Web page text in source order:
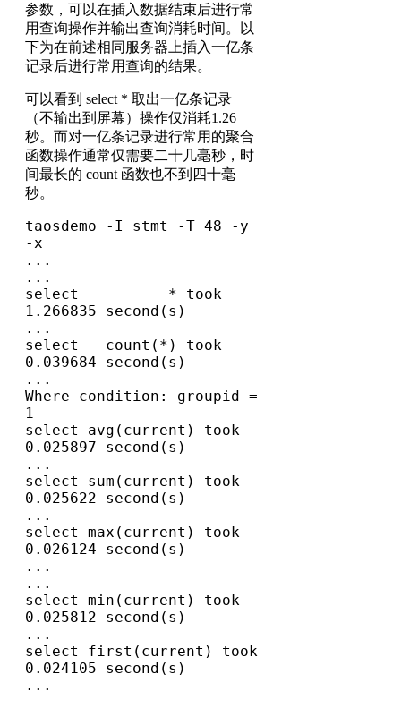
参数，可以在插入数据结束后进行常
用查询操作并输出查询消耗时间。以
下为在前述相同服务器上插入一亿条
记录后进行常用查询的结果。
可以看到 select * 取出一亿条记录
（不输出到屏幕）操作仅消耗1.26
秒。而对一亿条记录进行常用的聚合
函数操作通常仅需要二十几毫秒，时
间最长的 count 函数也不到四十毫
秒。
taosdemo -I stmt -T 48 -y
-x
...
...
select          * took
1.266835 second(s)
...
select   count(*) took
0.039684 second(s)
...
Where condition: groupid =
1
select avg(current) took
0.025897 second(s)
...
select sum(current) took
0.025622 second(s)
...
select max(current) took
0.026124 second(s)
...
...
select min(current) took
0.025812 second(s)
...
select first(current) took
0.024105 second(s)
...